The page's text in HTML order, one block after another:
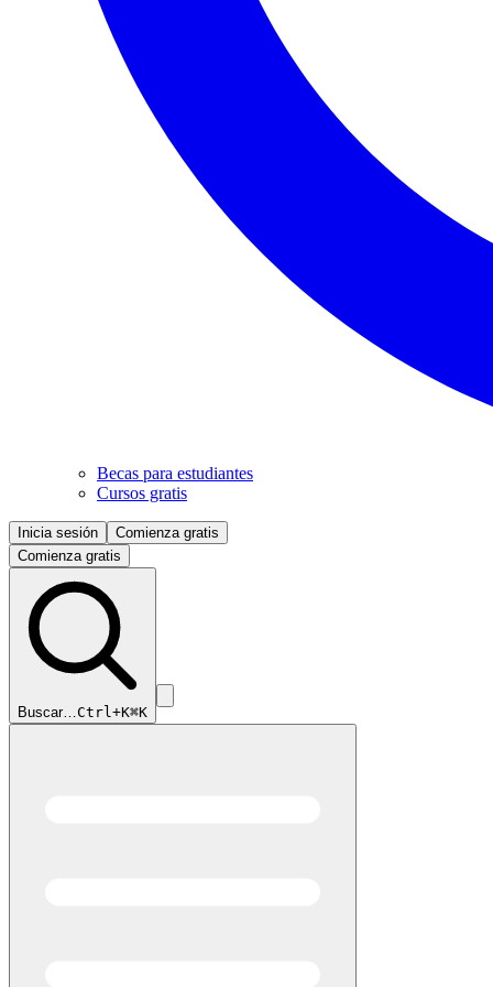
Becas para estudiantes
Cursos gratis
Inicia sesión
Comienza gratis
Comienza gratis
Buscar…Ctrl+K⌘K